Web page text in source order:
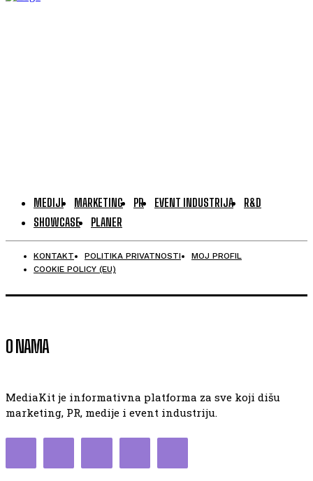
MEDIJI MARKETING PR EVENT INDUSTRIJA
R&D
SHOWCASE
PLANER
KONTAKT POLITIKA PRIVATNOSTI
MOJ PROFIL
COOKIE POLICY (EU)
O NAMA
MediaKit je informativna platforma za sve koji dišu
marketing, PR, medije i event industriju.